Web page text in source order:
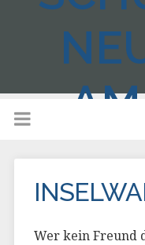
Wer kein Freund